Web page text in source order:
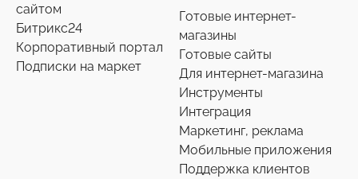
сайтом
Битрикс24
Корпоративный портал
Подписки на маркет
Готовые интернет-
магазины
Готовые сайты
Для интернет-магазина
Инструменты
Интеграция
Маркетинг, реклама
Мобильные приложения
Поддержка клиентов